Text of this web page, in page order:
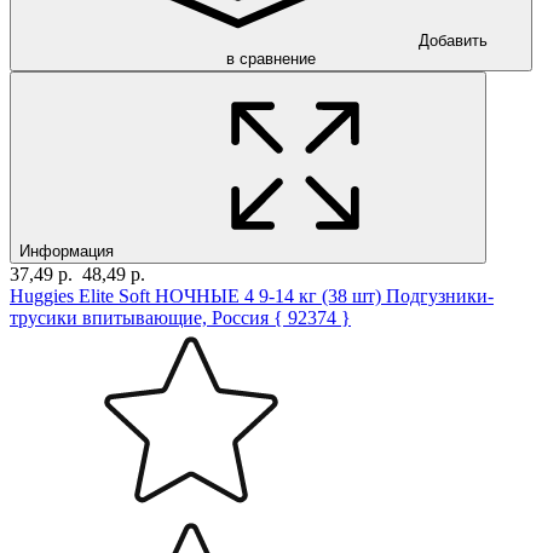
Добавить
в сравнение
Информация
37,49 р. 48,49 р.
Huggies Elitе Soft НОЧНЫЕ 4 9-14 кг (38 шт) Подгузники-
трусики впитывающие, Россия { 92374 }